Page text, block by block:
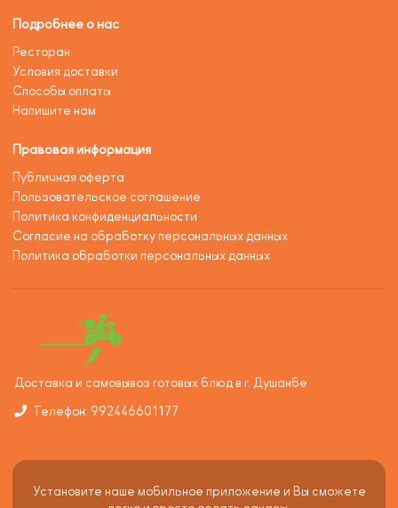
Подробнее о нас
Ресторан
Условия доставки
Способы оплаты
Напишите нам
Правовая информация
Публичная оферта
Пользовательское соглашение
Политика конфиденциальности
Согласие на обработку персональных данных
Политика обработки персональных данных
Доставка и самовывоз готовых блюд в г. Душанбе
Телефон: 992446601177
Установите наше мобильное приложение и Вы сможете